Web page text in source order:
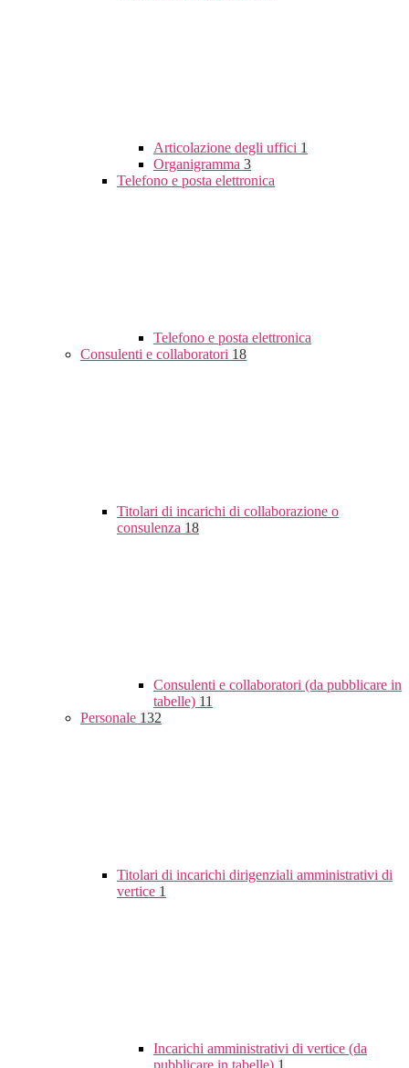
Articolazione degli uffici 1
Organigramma 3
Telefono e posta elettronica
Telefono e posta elettronica
Consulenti e collaboratori 18
Titolari di incarichi di collaborazione o
consulenza 18
Consulenti e collaboratori (da pubblicare in
tabelle) 11
Personale 132
Titolari di incarichi dirigenziali amministrativi di
vertice 1
Incarichi amministrativi di vertice (da